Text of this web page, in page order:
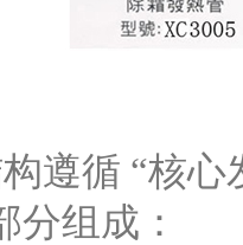
遵循 “核
分组成：